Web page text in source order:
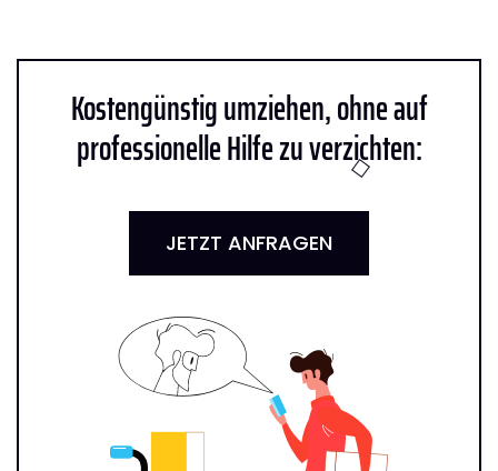
Kostengünstig umziehen, ohne auf
professionelle Hilfe zu verzichten:
JETZT ANFRAGEN